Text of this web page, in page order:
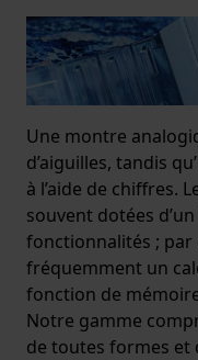
Une montre
d’aiguilles, tandis
à l’aide de chiffres.
souvent dotées
fonctionnalités ; par
fréquemment un
fonction de
Notre gamme
de toutes formes et